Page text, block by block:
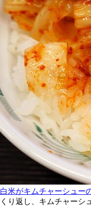
白米がキムチャーシュー
くり返し、キムチャーシ